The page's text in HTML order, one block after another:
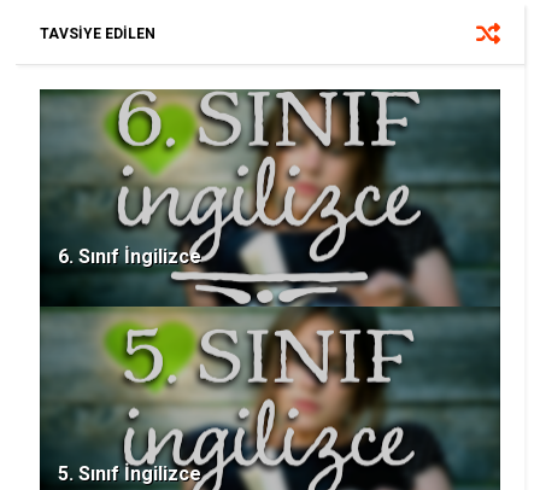
TAVSİYE EDİLEN
6. Sınıf İngilizce
5. Sınıf İngilizce